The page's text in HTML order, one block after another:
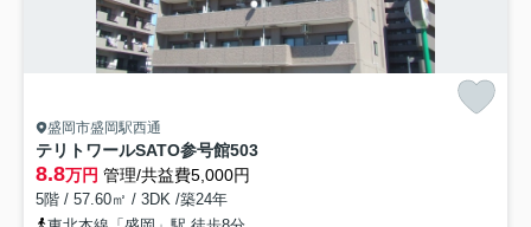
盛岡市盛岡駅西通
テリトワールSATO参号館503
8.8万円 管理/共益費5,000円
5階 / 57.60㎡ / 3DK /築24年